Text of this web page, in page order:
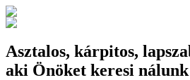
Asztalos, kárpitos,
aki Önöket keresi